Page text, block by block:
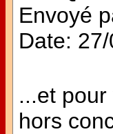
Envoyé
Date:
...et
hors